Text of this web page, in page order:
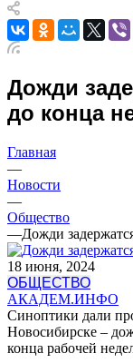
Дожди
до конца
Главная
—
Новости
—
Общество
—Дожди
18 июня, 2024
ОБЩЕСТВО
АКАДЕМ.ИНФО
Синоптики дали
Новосибирске –
конца рабочей